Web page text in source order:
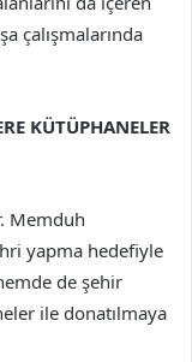
çalışmalarında
KÜTÜPHANELER
Memduh
yapma hedefiyle
de şehir
ile donatılmaya